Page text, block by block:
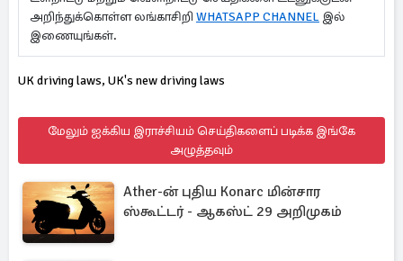
அறிந்துக்கொள்ள லங்காசிறி WHATSAPP CHANNEL இல்
இணையுங்கள்.
UK driving laws, UK's new driving laws
மேலும் ஐக்கிய இராச்சியம் செய்திகளைப் படிக்க இங்கே
அழுத்தவும்
Ather-ன் புதிய Konarc மின்சார
ஸ்கூட்டர் - ஆகஸ்ட் 29 அறிமுகம்